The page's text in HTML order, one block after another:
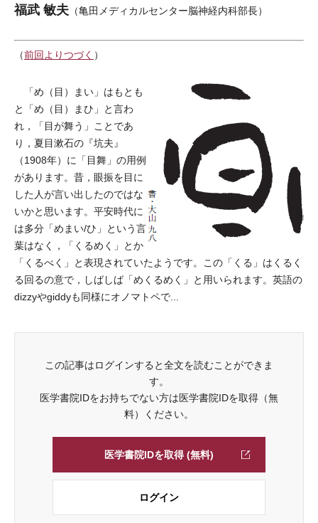
福武 敏夫 （亀田メディカルセンター脳神経内科部長）
（前回よりつづく ）
「め（目）まい」はもとも
と「め（目）まひ」と言わ
れ，「目が舞う」ことであ
り，夏目漱石の『坑夫』
（1908年）に「目舞」の用例
があります。昔，眼振を目に
した人が言い出したのではな
いかと思います。平安時代に
は多分「めまい/ひ」という言
葉はなく，「くるめく」とか
「くるべく」と表現されていたようです。この「くる」はくるく
る回るの意で，しばしば「めくるめく」と用いられます。英語の
dizzyやgiddyも同様にオノマトペで...
この記事はログインすると全文を読むことができま
す。
医学書院IDをお持ちでない方は医学書院IDを取得（無
料）ください。
医学書院IDを取得 (無料)
ログイン